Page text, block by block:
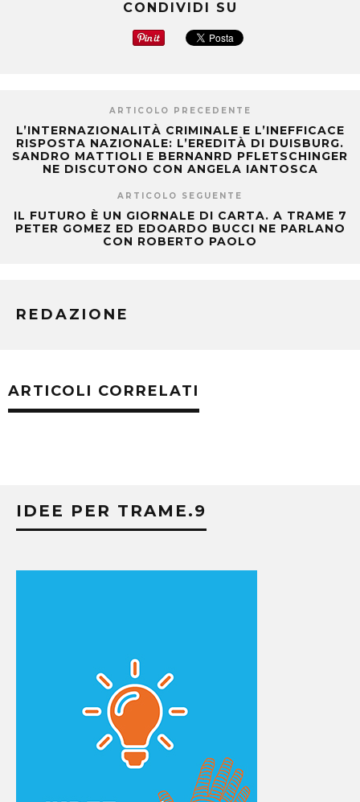
CONDIVIDI SU
ARTICOLO PRECEDENTE
L’INTERNAZIONALITÀ CRIMINALE E L’INEFFICACE
RISPOSTA NAZIONALE: L’EREDITÀ DI DUISBURG.
SANDRO MATTIOLI E BERNANRD PFLETSCHINGER
NE DISCUTONO CON ANGELA IANTOSCA
ARTICOLO SEGUENTE
IL FUTURO È UN GIORNALE DI CARTA. A TRAME 7
PETER GOMEZ ED EDOARDO BUCCI NE PARLANO
CON ROBERTO PAOLO
REDAZIONE
ARTICOLI CORRELATI
IDEE PER TRAME.9